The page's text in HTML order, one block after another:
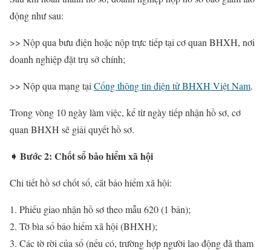
động như sau:
>> Nộp qua bưu điện hoặc nộp trực tiếp tại cơ quan BHXH, nơi
doanh nghiệp đặt trụ sở chính;
>> Nộp qua mạng tại Cổng thông tin điện tử BHXH Việt Nam.
Trong vòng 10 ngày làm việc, kể từ ngày tiếp nhận hồ sơ, cơ
quan BHXH sẽ giải quyết hồ sơ.
➧ Bước 2: Chốt sổ bảo hiểm xã hội
Chi tiết hồ sơ chốt sổ, cắt bảo hiểm xã hội:
Phiếu giao nhận hồ sơ theo mẫu 620 (1 bản);
Tờ bìa sổ bảo hiểm xã hội (BHXH);
Các tờ rời của sổ (nếu có, trường hợp người lao động đã tham